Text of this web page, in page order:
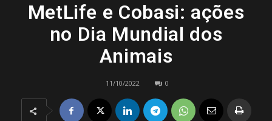
MetLife e Cobasi: ações
no Dia Mundial dos
Animais
11/10/2022 0